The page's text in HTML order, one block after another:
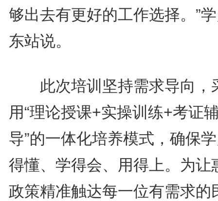
够出去有更好的工作选择。”
东站说。
此次培训坚持需求导向，
用“理论授课+实操训练+考证
导”的一体化培养模式，确保
得懂、学得会、用得上。为让
政策精准触达每一位有需求的